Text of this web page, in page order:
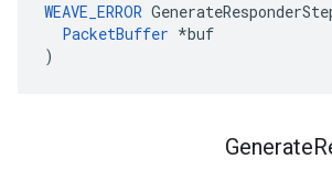
WEAVE_ERROR
PacketBuffer *buf
)
Generate